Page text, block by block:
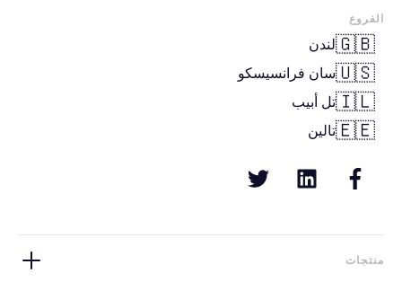
الفروع
🇬🇧لندن
🇺🇸سان فرانسيسكو
🇮🇱تل أبيب
🇪🇪تالين
منتجات